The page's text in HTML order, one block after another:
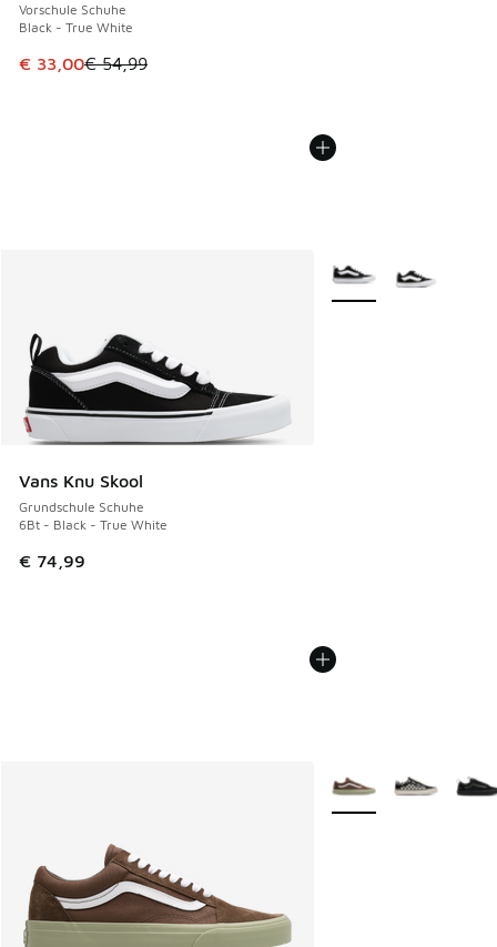
Vorschule Schuhe
Black - True White
Dieser Artikel ist im Sale. Der Preis ist von € 54,99 auf €
€ 33,00€ 54,99
Vans Knu Skool
Grundschule Schuhe
6Bt - Black - True White
€ 74,99
Weitere Farben
Weitere Farben